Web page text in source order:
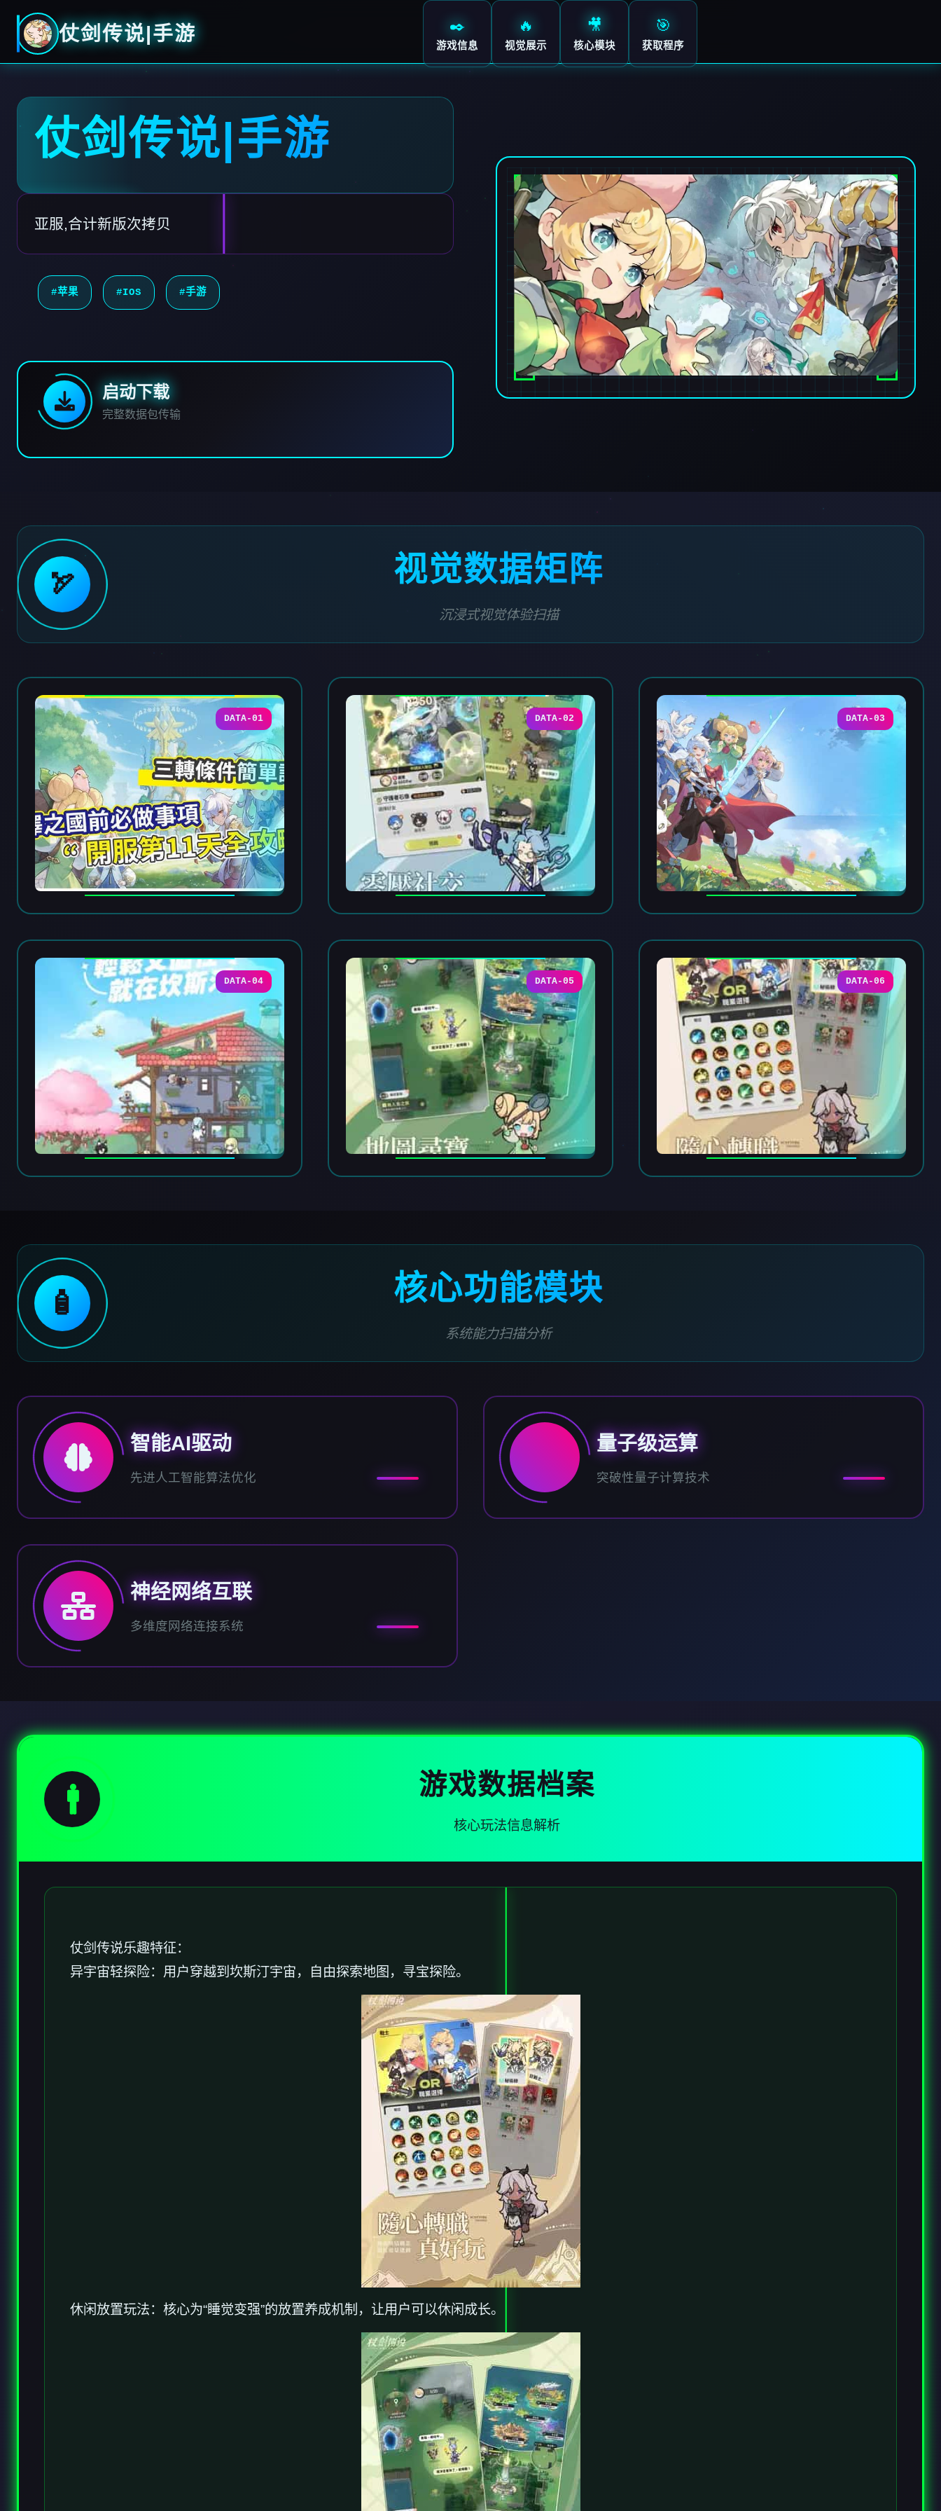
仗剑传说|手游 ✒️
游戏信息
🔥
视觉展示
🎥
核心模块
🎯
获取程序
仗剑传说|手游
亚服,合计新版次拷贝
#苹果 #IOS #手游
启动下载
完整数据包传输
🏹 视觉数据矩阵
沉浸式视觉体验扫描
DATA-01 DATA-02 DATA-03
DATA-04 DATA-05 DATA-06
🧴 核心功能模块
系统能力扫描分析
智能AI驱动
先进人工智能算法优化
量子级运算
突破性量子计算技术
神经网络互联
多维度网络连接系统
🚹 游戏数据档案
核心玩法信息解析
仗剑传说乐趣特征：
异宇宙轻探险：用户穿越到坎斯汀宇宙，自由探索地图，寻宝探险。
休闲放置玩法：核心为“睡觉变强”的放置养成机制，让用户可以休闲成长。